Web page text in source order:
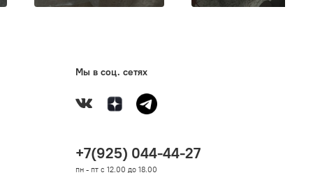
зигзагообразный технический шов в области паха.
Мы в соц. сетях
+7(925) 044-44-27
пн - пт с 12.00 до 18.00